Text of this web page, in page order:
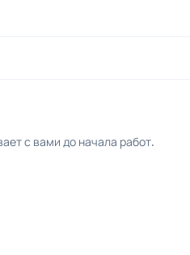
с вами до начала работ.